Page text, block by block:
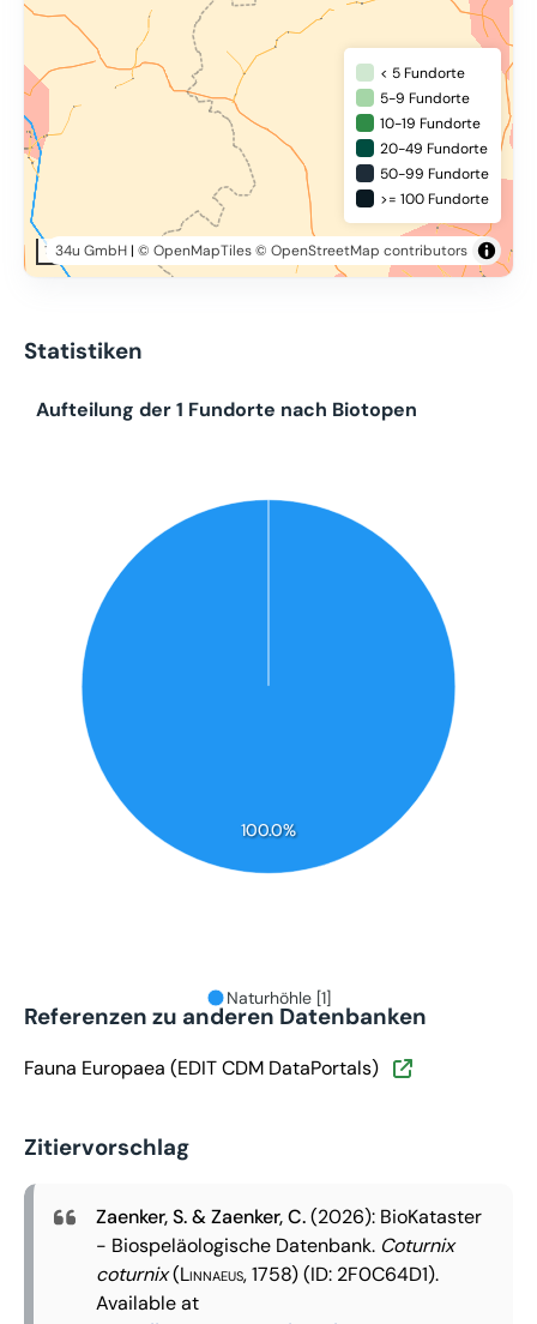
10 km
34u GmbH| © OpenMapTiles© OpenStreetMap contributors
< 5 Fundorte
5-9 Fundorte
10-19 Fundorte
20-49 Fundorte
50-99 Fundorte
>= 100 Fundorte
Statistiken
100.0%
Aufteilung der 1 Fundorte nach Biotopen
Naturhöhle [1]
Referenzen zu anderen Datenbanken
Fauna Europaea (EDIT CDM DataPortals)
Zitiervorschlag
Zaenker, S. & Zaenker, C.(2026): BioKataster
- Biospeläologische Datenbank. Coturnix
coturnix(Linnaeus, 1758)(ID: 2F0C64D1).
Available at